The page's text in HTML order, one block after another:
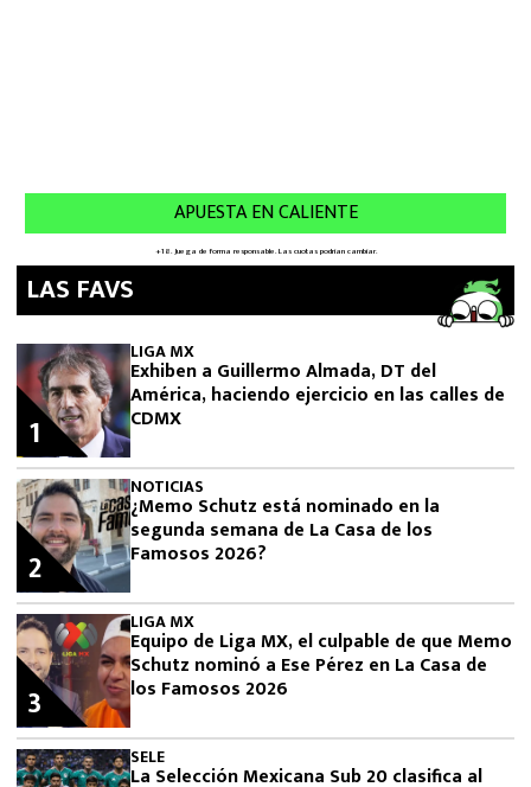
LAS FAVS
LIGA MX
Exhiben a Guillermo Almada, DT del
América, haciendo ejercicio en las calles de
CDMX
1
NOTICIAS
¿Memo Schutz está nominado en la
segunda semana de La Casa de los
Famosos 2026?
2
LIGA MX
Equipo de Liga MX, el culpable de que Memo
Schutz nominó a Ese Pérez en La Casa de
los Famosos 2026
3
SELE
La Selección Mexicana Sub 20 clasifica al